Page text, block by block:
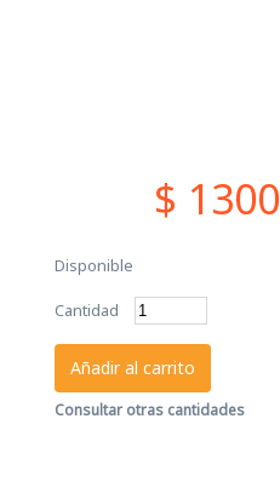
$ 1300
Disponible
Cantidad
Añadir al carrito
Consultar otras cantidades